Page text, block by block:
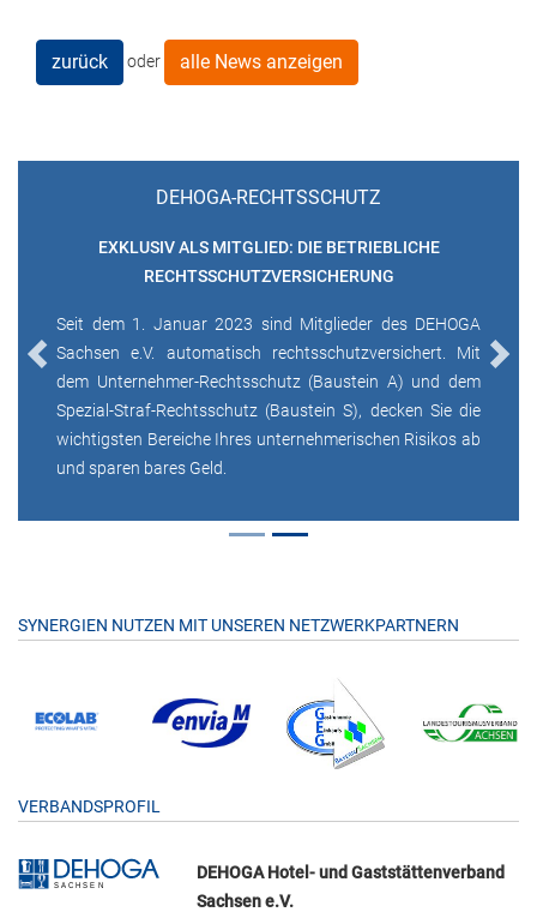
zurück oder alle News anzeigen
DEHOGA-RECHTSSCHUTZ
EXKLUSIV ALS MITGLIED: DIE BETRIEBLICHE
RECHTSSCHUTZVERSICHERUNG
Seit dem 1. Januar 2023 sind Mitglieder des DEHOGA
Sachsen e.V. automatisch rechtsschutzversichert. Mit
dem Unternehmer-Rechtsschutz (Baustein A) und dem
Spezial-Straf-Rechtsschutz (Baustein S), decken Sie die
wichtigsten Bereiche Ihres unternehmerischen Risikos ab
und sparen bares Geld.
Previous Next
SYNERGIEN NUTZEN MIT UNSEREN NETZWERKPARTNERN
VERBANDSPROFIL
DEHOGA Hotel- und Gaststättenverband
Sachsen e.V.